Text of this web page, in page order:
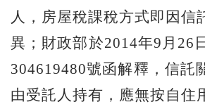
人，房屋稅課稅方式即因信
異；財政部於2014年9月26
304619480號函解釋，信託
由受託人持有，應無按自住